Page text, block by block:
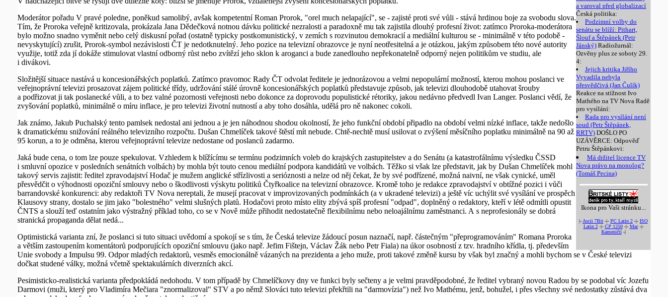
a varoval před globalizací
Česká politika:
Podzimní volby do
senátu se blíží: Pithart,
Šlouf a Štěpánek (Petr
Jánský) Radiožurnál:
Ozvěny plus ze soboty 29.
4:
Jejich kritika Jiřího
Vyvadila nebyla
přesvědčivá (Jan Čulík)
Reakce na stížnost Ivo
Mathého na TV Nova Radě
pro vysílání:
Rada pro vysílání není
soud (Petr Štěpánek,
RRTV) DOŠLO PO
UZÁVĚRCE: Odpověď
Petru Štěpánkovi:
Má držitel licence TV
Nova právo na monolog?
(Tomáš Pecina)
Ikona pro Vaši stránku...
|- Ascii 7Bit -|- PC Latin 2 -|- ISO
Latin 2-|- CP 1250-|- Mac-|-
Kameničtí-|
Moderátor pořadu V pravé poledne, poněkud samolibý, avšak kompetentní Roman Prorok, "orel much nelapající", se - zajisté proti své vůli - stává hrdinou boje za svobodu slova.
Tím, že Proroka veřejně kritizovala, prokázala Jana Dědečková notnou dávku politické nezralosti a paradoxně mu tak zajistila dlouhý profesní život: zatímco Proroka-moderátora
bylo možno snadno vyměnit nebo celý diskusní pořad (ostatně typicky postkomunistický, v zemích s rozvinutou demokracií a mediální kulturou se - minimálně v této podobě -
nevyskytující) zrušit, Prorok-symbol nezávislosti ČT je nedotknutelný. Jeho pozice na televizní obrazovce je nyní neotřesitelná a je otázkou, jakým způsobem této nové autority
využije, totiž zda jí dokáže stimulovat vlastní odborný růst nebo zvítězí jeho sklon k aroganci a bude zanedlouho nepřekonatelně odporný nejen politikům ve studiu, ale
i divákovi.
Složitější situace nastává u koncesionářských poplatků. Zatímco pravomoc Rady ČT odvolat ředitele je jednorázovou a velmi nepopulární možností, kterou mohou poslanci ve
veřejnoprávní televizi prosazovat zájem politické třídy, udržování stálé úrovně koncesionářských poplatků představuje způsob, jak televizi dlouhodobě utahovat šrouby
a podřizovat ji tak poslanecké vůli, a to bez valné pozornosti veřejnosti nebo dokonce za doprovodu populistické rétoriky, jakou nedávno předvedl Ivan Langer. Poslanci vědí, že
zvyšování poplatků, minimálně o míru inflace, je pro televizi životní nutností a aby toho dosáhla, udělá pro ně nakonec cokoli.
Jak známo, Jakub Puchalský tento pamlsek nedostal ani jednou a je jen náhodnou shodou okolností, že jeho funkční období připadlo na období velmi nízké inflace, takže nedošlo
k dramatickému snižování reálného televizního rozpočtu. Dušan Chmelíček takové štěstí mít nebude. Chtě-nechtě musí usilovat o zvýšení měsíčního poplatku minimálně na 90 až
95 korun, a to je odměna, kterou veřejnoprávní televize nedostane od poslanců zadarmo.
Jaká bude cena, o tom lze pouze spekulovat. Vzhledem k blížícímu se termínu podzimních voleb do krajských zastupitelstev a do Senátu (a katastrofálnímu výsledku ČSSD
i smluvní opozice v posledních senátních volbách) by mohla být touto cenou mediální podpora kandidátů ve volbách. Těžko si však lze představit, jak by Dušan Chmelíček mohl
takový servis zajistit: ředitel zpravodajství Hodač je mužem anglické střízlivosti a serióznosti a nelze od něj čekat, že by své podřízené, možná naivní, ne však cynické, uměl
přesvědčit o výhodnosti opoziční smlouvy nebo o škodlivosti výskytu politiků Čtyřkoalice na televizní obrazovce. Kromě toho je redakce zpravodajství v obtížné pozici i vůči
barrandovské konkurenci: aby redaktoři TV Nova nereptali, že musejí pracovat v improvizovaných podmínkách (a v ukradené televizi) a ještě víc uchýlit své vysílání ve prospěch
Klausovy strany, dostalo se jim jako "bolestného" velmi slušných platů. Hodačovi proto místo elity zbývá spíš profesní "odpad", doplněný o redaktory, kteří v létě odmítli opustit
ČNTS a slouží teď ostatním jako výstražný příklad toho, co se v Nově může přihodit nedostatečně flexibilnímu nebo neloajálnímu zaměstnanci. A s neprofesionály se dobrá
stranická propaganda dělat nedá...
Optimistická varianta zní, že poslanci si tuto situaci uvědomí a spokojí se s tím, že Česká televize žádoucí posun naznačí, např. částečným "přeprogramováním" Romana Proroka
a větším zastoupením komentátorů podporujících opoziční smlouvu (jako např. Jefim Fištejn, Václav Žák nebo Petr Fiala) na úkor osobností z tzv. hradního křídla, tj. především
Unie svobody a Impulsu 99. Odpor mladých redaktorů, vesměs emocionálně vázaných na prezidenta a jeho muže, proti takové změně kursu by však byl značný a mohli bychom se v České televizi
dočkat studené války, možná včetně spektakulárních diverzních akcí.
Pesimisticko-realistická varianta předpokládá nedohodu. V tom případě by Chmelíčkovy dny ve funkci byly sečteny a je velmi pravděpodobné, že ředitel vybraný novou Radou by se podobal víc Jozefu
Darmovi (muži, který pro Vladimíra Mečiara "znormalizoval" STV a po němž Slováci tuto televizi překřtili na "darmovízia") než Ivo Mathému, jenž, bohužel, i přes všechny své nedostatky zůstává dva